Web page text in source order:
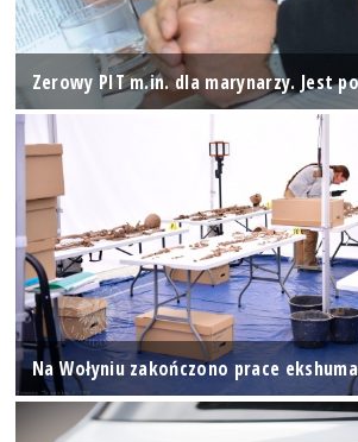
Zerowy PIT m.in. dla marynarzy. Jest
Na Wołyniu zakończono prace